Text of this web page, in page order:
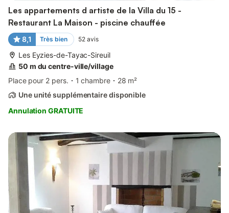
Les appartements d artiste de la Villa du 15 -
Restaurant La Maison - piscine chauffée
8,1 Très bien 52 avis
Les Eyzies-de-Tayac-Sireuil
50 m du centre-ville/village
Place pour 2 pers.
1 chambre
28 m²
Une unité supplémentaire disponible
Annulation GRATUITE